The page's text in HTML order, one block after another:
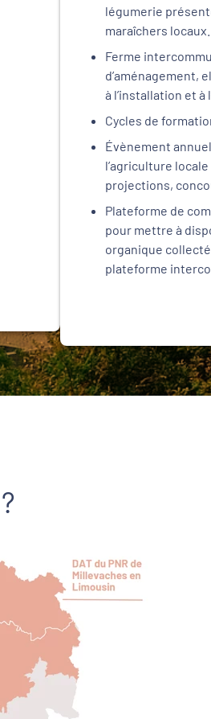
légumerie
maraîchers locaux.
Ferme
d’aménagement,
à l’installation et
Cycles de
Évènement
l’agriculture
projections,
Plateforme de
pour mettre à
organique
plateforme